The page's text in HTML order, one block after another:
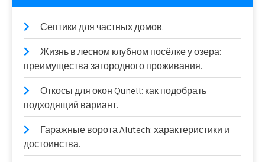
Септики для частных домов.
Жизнь в лесном клубном посёлке у озера:
преимущества загородного проживания.
Откосы для окон Qunell: как подобрать
подходящий вариант.
Гаражные ворота Alutech: характеристики и
достоинства.